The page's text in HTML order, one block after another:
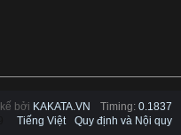
bởi KAKATA.VN
Tiếng Việt
Quy định và Nội quy
Timing: 0.1837